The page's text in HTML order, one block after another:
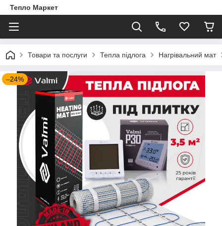
Тепло Маркет
Товари та послуги Тепла підлога Нагрівальний мат
–24%